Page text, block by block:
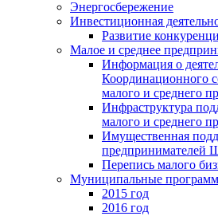
Энергосбережение
Инвестиционная
Развитие
Малое и среднее
Информация о
Координационного
малого и среднего
Инфраструктура
малого и среднего
Имущественная
предпринимателей
Перепись малого
Муниципальные
2015 год
2016 год